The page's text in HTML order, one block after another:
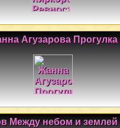
Агузарова Прогулка
Между небом и землей